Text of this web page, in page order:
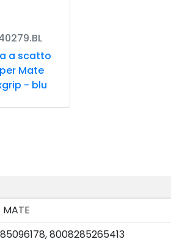
a scatto
Mate
- blu
MATE
8008285265413